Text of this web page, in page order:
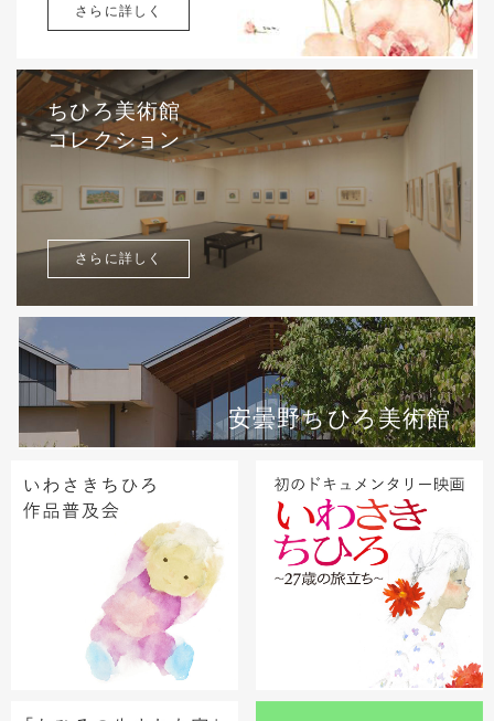
さらに詳しく
ちひろ美術館
コレクション
さらに詳しく
安曇野ちひろ美術館